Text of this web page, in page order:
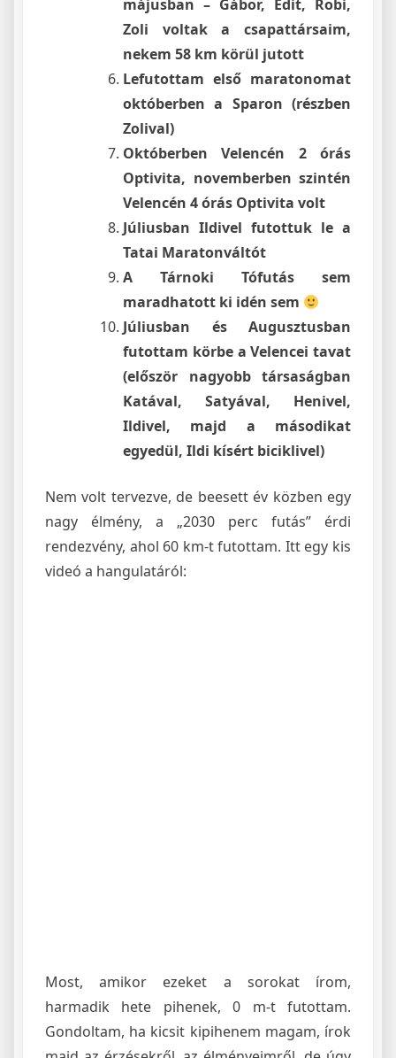
májusban – Gábor, Edit, Robi,
Zoli voltak a csapattársaim,
nekem 58 km körül jutott
Lefutottam első maratonomat
októberben a Sparon (részben
Zolival)
Októberben Velencén 2 órás
Optivita, novemberben szintén
Velencén 4 órás Optivita volt
Júliusban Ildivel futottuk le a
Tatai Maratonváltót
A Tárnoki Tófutás sem
maradhatott ki idén sem
Júliusban és Augusztusban
futottam körbe a Velencei tavat
(először nagyobb társaságban
Katával, Satyával, Henivel,
Ildivel, majd a másodikat
egyedül, Ildi kísért biciklivel)
Nem volt tervezve, de beesett év közben egy
nagy élmény, a „2030 perc futás” érdi
rendezvény, ahol 60 km-t futottam. Itt egy kis
videó a hangulatáról:
Most, amikor ezeket a sorokat írom,
harmadik hete pihenek, 0 m-t futottam.
Gondoltam, ha kicsit kipihenem magam, írok